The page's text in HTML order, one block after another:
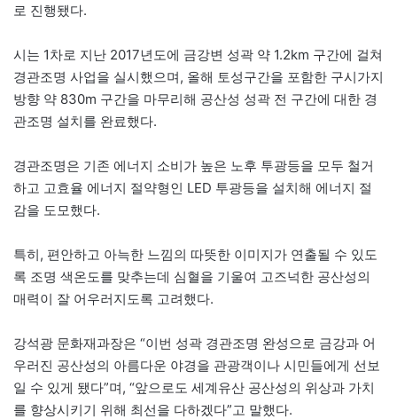
로 진행됐다.
시는 1차로 지난 2017년도에 금강변 성곽 약 1.2km 구간에 걸쳐
경관조명 사업을 실시했으며, 올해 토성구간을 포함한 구시가지
방향 약 830m 구간을 마무리해 공산성 성곽 전 구간에 대한 경
관조명 설치를 완료했다.
경관조명은 기존 에너지 소비가 높은 노후 투광등을 모두 철거
하고 고효율 에너지 절약형인 LED 투광등을 설치해 에너지 절
감을 도모했다.
특히, 편안하고 아늑한 느낌의 따뜻한 이미지가 연출될 수 있도
록 조명 색온도를 맞추는데 심혈을 기울여 고즈넉한 공산성의
매력이 잘 어우러지도록 고려했다.
강석광 문화재과장은 “이번 성곽 경관조명 완성으로 금강과 어
우러진 공산성의 아름다운 야경을 관광객이나 시민들에게 선보
일 수 있게 됐다”며, “앞으로도 세계유산 공산성의 위상과 가치
를 향상시키기 위해 최선을 다하겠다”고 말했다.